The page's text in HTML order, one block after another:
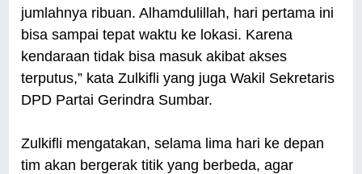
jumlahnya ribuan. Alhamdulillah, hari pertama ini
bisa sampai tepat waktu ke lokasi. Karena
kendaraan tidak bisa masuk akibat akses
terputus,” kata Zulkifli yang juga Wakil Sekretaris
DPD Partai Gerindra Sumbar.
Zulkifli mengatakan, selama lima hari ke depan
tim akan bergerak titik yang berbeda, agar